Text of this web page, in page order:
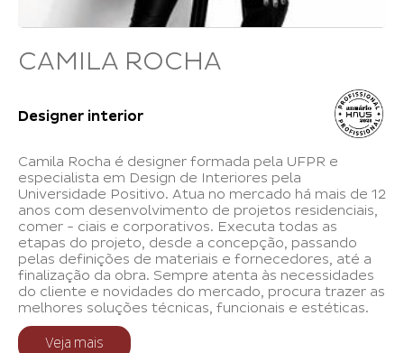
CAMILA ROCHA
Designer interior
Camila Rocha é designer formada pela UFPR e
especialista em Design de Interiores pela
Universidade Positivo. Atua no mercado há mais de 12
anos com desenvolvimento de projetos residenciais,
comer - ciais e corporativos. Executa todas as
etapas do projeto, desde a concepção, passando
pelas definições de materiais e fornecedores, até a
finalização da obra. Sempre atenta às necessidades
do cliente e novidades do mercado, procura trazer as
melhores soluções técnicas, funcionais e estéticas.
Veja mais